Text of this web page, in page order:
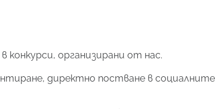
конкурси, организирани от нас.
директно постване в